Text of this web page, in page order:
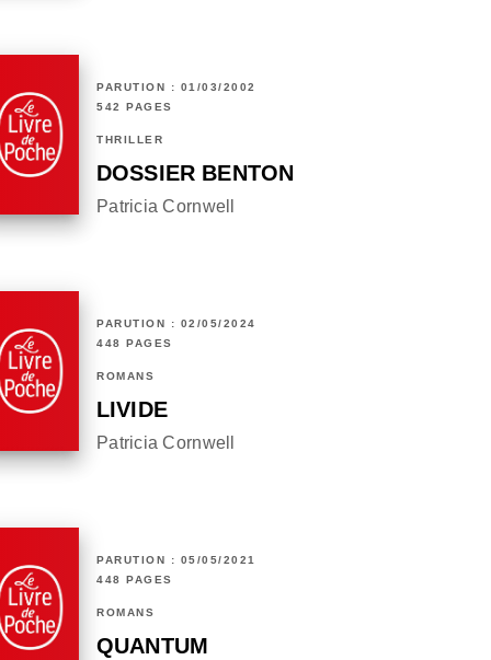
PARUTION : 01/03/2002
542 PAGES
THRILLER
DOSSIER BENTON
Patricia Cornwell
PARUTION : 02/05/2024
448 PAGES
ROMANS
LIVIDE
Patricia Cornwell
PARUTION : 05/05/2021
448 PAGES
ROMANS
QUANTUM